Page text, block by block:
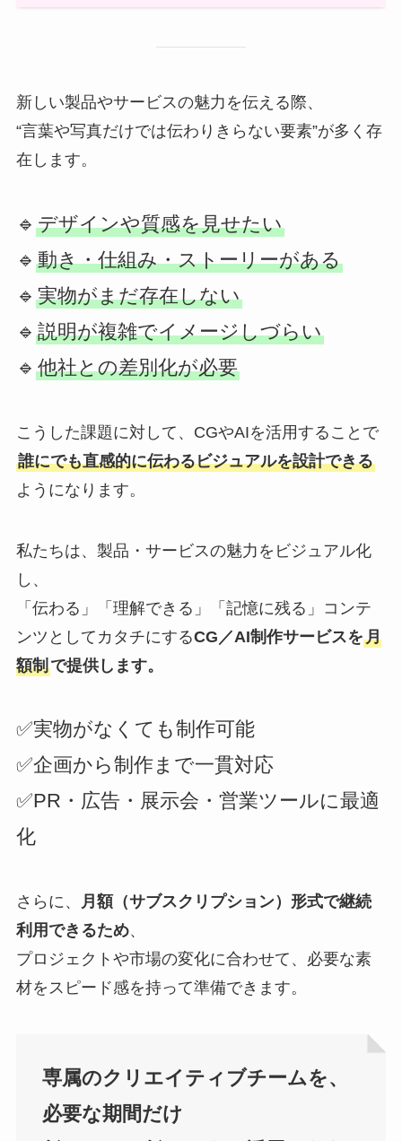
新しい製品やサービスの魅力を伝える際、
“言葉や写真だけでは伝わりきらない要素”が多く存
在します。
🔹 デザインや質感を見せたい
🔹 動き・仕組み・ストーリーがある
🔹 実物がまだ存在しない
🔹 説明が複雑でイメージしづらい
🔹 他社との差別化が必要
こうした課題に対して、CGやAIを活用することで
誰にでも直感的に伝わるビジュアルを設計できる
ようになります。
私たちは、製品・サービスの魅力をビジュアル化
し、
「伝わる」「理解できる」「記憶に残る」コンテ
ンツとしてカタチにするCG／AI制作サービスを月
額制で提供します。
✅実物がなくても制作可能
✅企画から制作まで一貫対応
✅PR・広告・展示会・営業ツールに最適
化
さらに、
月額（サブスクリプション）形式で継続
利用できるため、
プロジェクトや市場の変化に合わせて、必要な素
材をスピード感を持って準備できます。
専属のクリエイティブチームを、
必要な期間だけ